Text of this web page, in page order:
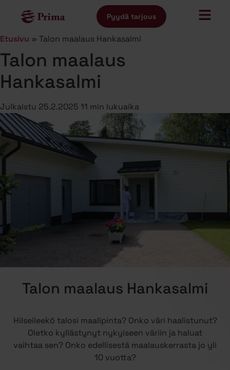
Pyydä tarjous
Etusivu » Talon maalaus Hankasalmi
Talon maalaus
Hankasalmi
Julkaistu 25.2.2025 11 min lukuaika
Talon maalaus Hankasalmi
Hilseileekö talosi maalipinta? Onko väri haalistunut?
Oletko kyllästynyt nykyiseen väriin ja haluat
vaihtaa sen? Onko edellisestä maalauskerrasta jo yli
10 vuotta?